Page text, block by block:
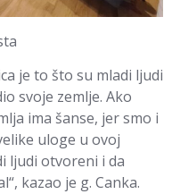
je to što su mladi ljudi
svoje zemlje. Ako
ima šanse, jer smo i
uloge u ovoj
ljudi otvoreni i da
kazao je g. Canka.